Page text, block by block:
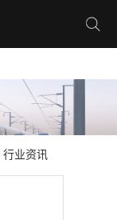
行业资讯